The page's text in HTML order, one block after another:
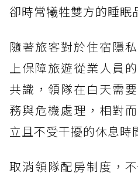
卻時常犧牲雙方的睡眠
隨著旅客對於住宿隱
上保障旅遊從業人員
共識，領隊在白天需
務與危機處理，相對
立且不受干擾的休息時
取消領隊配房制度，